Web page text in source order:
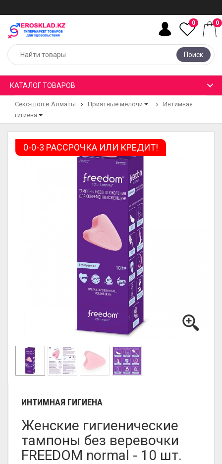
Поиск
0 0
КАТАЛОГ ТОВАРОВ
Секс-шоп в Алматы Приятные мелочи
Интимная
гигиена
0-0-3 РАССРОЧКА ИЛИ КРЕДИТ!
ИНТИМНАЯ ГИГИЕНА
Женские гигиенические
тампоны без веревочки
FREEDOM normal - 10 шт.